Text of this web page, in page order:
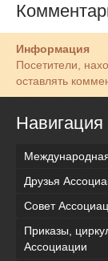
Информация
Посетители,
оставлять
Навигация
Друзья
Совет
Приказы,
Ассоциации